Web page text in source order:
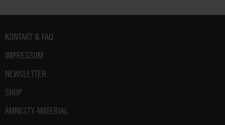
Fußbereich
KONTAKT & FAQ
IMPRESSUM
NEWSLETTER
SHOP
AMNESTY-MATERIAL